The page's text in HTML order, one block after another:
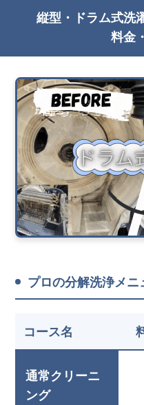
縦型・ドラム式洗
料金
プロの分解洗浄メニ
コース名
通常クリーニ
ング